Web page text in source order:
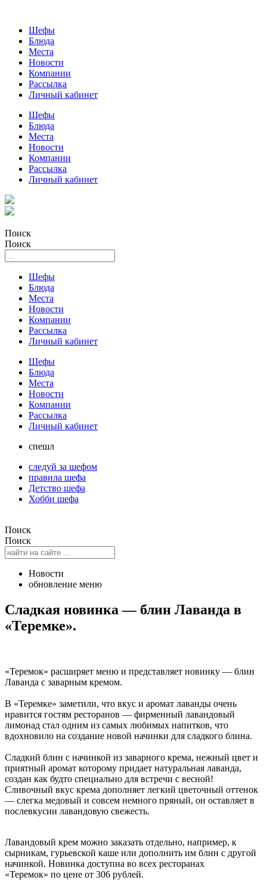
Шефы
Блюда
Места
Новости
Компании
Рассылка
Личный кабинет
Шефы
Блюда
Места
Новости
Компании
Рассылка
Личный кабинет
Поиск
Поиск
Шефы
Блюда
Места
Новости
Компании
Рассылка
Личный кабинет
Шефы
Блюда
Места
Новости
Компании
Рассылка
Личный кабинет
спешл
следуй за шефом
правила шефа
Детство шефа
Хобби шефа
Поиск
Поиск
Новости
обновление меню
Сладкая новинка — блин Лаванда в
«Теремке».
«Теремок» расширяет меню и представляет новинку — блин
Лаванда с заварным кремом.
В «Теремке» заметили, что вкус и аромат лаванды очень
нравится гостям ресторанов — фирменный лавандовый
лимонад стал одним из самых любимых напитков, что
вдохновило на создание новой начинки для сладкого блина.
Сладкий блин с начинкой из заварного крема, нежный цвет и
приятный аромат которому придает натуральная лаванда,
создан как будто специально для встречи с весной!
Сливочный вкус крема дополняет легкий цветочный оттенок
— слегка медовый и совсем немного пряный, он оставляет в
послевкусии лавандовую свежесть.
Лавандовый крем можно заказать отдельно, например, к
сырникам, гурьевской каше или дополнить им блин с другой
начинкой. Новинка доступна во всех ресторанах
«Теремок» по цене от 306 рублей.